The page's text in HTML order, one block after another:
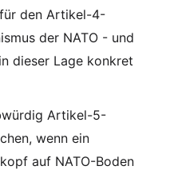
den Artikel-4-
der NATO - und
dieser Lage konkret
Artikel-5-
wenn ein
auf NATO-Boden